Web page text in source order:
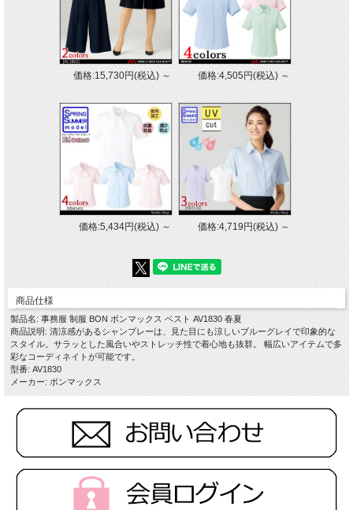
・素材 ： ストレッチシャンブレー ポリエステル100%
[特徴]
ホームクリーニング
左胸箱ポケット
両脇フラップポケット（スマホ対応サイズ）
後中心スリット開き
背抜き仕立て
※取り寄せ商品、在庫有無、納期後日連絡
※大きいサイズ17号以上は割高になります。
価格:15,730円(税込)～ 価格:4,505円(税込)～
価格:5,434円(税込)～ 価格:4,719円(税込)～
商品仕様
製品名: 事務服 制服 BON ボンマックス ベスト AV1830 春夏
商品説明: 清涼感があるシャンブレーは、見た目にも涼しいブルーグレイで印象的な
スタイル。サラッとした風合いやストレッチ性で着心地も抜群。 幅広いアイテムで多
彩なコーディネイトが可能です。
型番: AV1830
メーカー: ボンマックス